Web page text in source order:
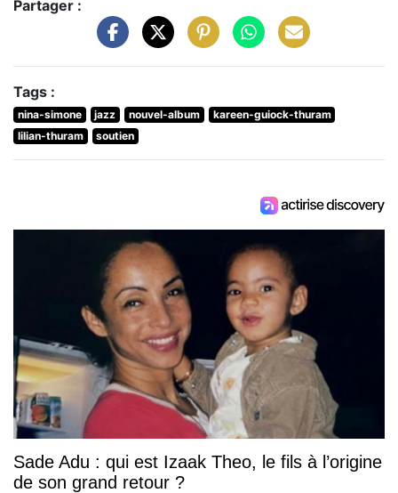
Partager :
Tags :
nina-simone jazz nouvel-album
kareen-guiock-thuram
lilian-thuram
soutien
Sade Adu : qui est Izaak Theo, le fils à l’origine
de son grand retour ?